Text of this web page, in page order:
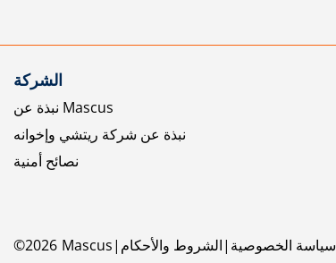
الشركة
نبذة عن Mascus
نبذة عن شركة ريتشي وإخوانه
نصائح أمنية
©2026 Mascus الشروط والأحكام سياسة الخصوصية